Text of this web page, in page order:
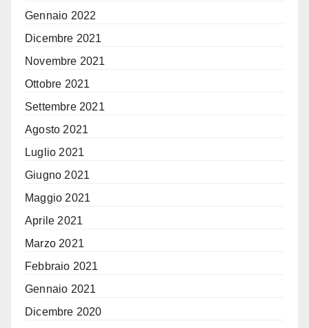
Gennaio 2022
Dicembre 2021
Novembre 2021
Ottobre 2021
Settembre 2021
Agosto 2021
Luglio 2021
Giugno 2021
Maggio 2021
Aprile 2021
Marzo 2021
Febbraio 2021
Gennaio 2021
Dicembre 2020